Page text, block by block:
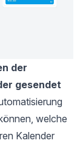
der
gesendet
welche
Kalender